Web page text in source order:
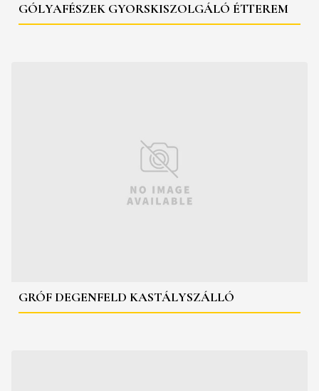
GÓLYAFÉSZEK GYORSKISZOLGÁLÓ ÉTTEREM
GRÓF DEGENFELD KASTÁLYSZÁLLÓ